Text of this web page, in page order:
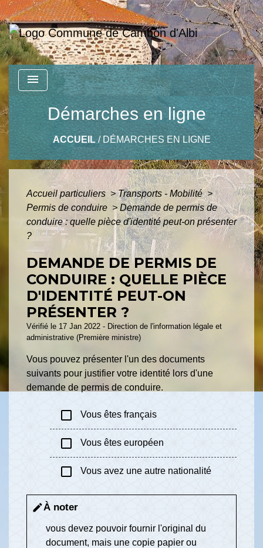
menu
Démarches en ligne
ACCUEIL/ DÉMARCHES EN LIGNE
Accueil particuliers > Transports - Mobilité>
Permis de conduire > Demande de permis de
conduire : quelle pièce d'identité peut-on présenter
?
DEMANDE DE PERMIS DE
CONDUIRE : QUELLE PIÈCE
D'IDENTITÉ PEUT-ON
PRÉSENTER ?
Vérifié le 17 Jan 2022 - Direction de l'information légale et
administrative (Première ministre)
Vous pouvez présenter l'un des documents
suivants pour justifier votre identité lors d'une
demande de permis de conduire.
check_box_outline_blank Vous êtes français
check_box_outline_blank Vous êtes européen
check_box_outline_blank Vous avez une autre nationalité
editÀ noter
vous devez pouvoir fournir l'original du
document, mais une copie papier ou